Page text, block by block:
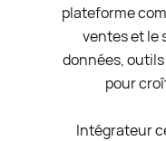
plateforme
ventes et le
données, outils
pour
Intégrateur